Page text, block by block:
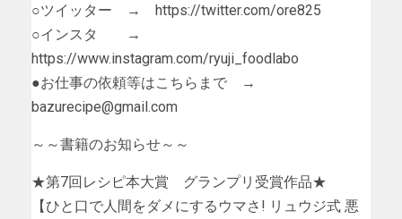
○ツイッター → https://twitter.com/ore825
○インスタ →
https://www.instagram.com/ryuji_foodlabo
●お仕事の依頼等はこちらまで →
bazurecipe@gmail.com
～～書籍のお知らせ～～
★第7回レシピ本大賞 グランプリ受賞作品★
【ひと口で人間をダメにするウマさ! リュウジ式 悪